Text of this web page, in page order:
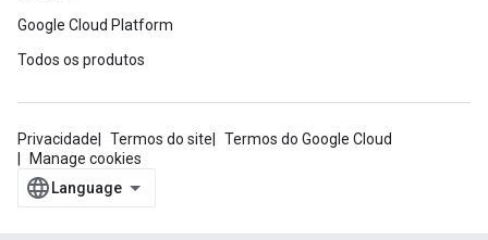
Google Cloud Platform
Todos os produtos
Privacidade Termos do site
Termos do Google Cloud
Manage cookies